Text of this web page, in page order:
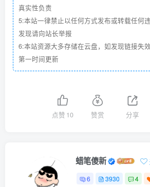
真实性负责
5:本站一律禁止以任何方式发布或转载任何
发现请向站长举报
6:本站资源大多存储在云盘，如发现链接失
第一时间更新
点赞 10 赞赏 分享
蜡笔傻新
6 3930 4